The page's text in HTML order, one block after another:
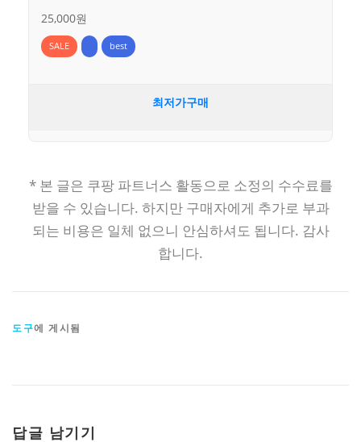
25,000원
SALE best
최저가구매
* 본 글은 쿠팡 파트너스 활동으로 소정의 수수료를
받을 수 있습니다. 하지만 구매자에게 추가로 부과
되는 비용은 일체 없으니 안심하셔도 됩니다. 감사
합니다.
도구에 게시됨
답글 남기기